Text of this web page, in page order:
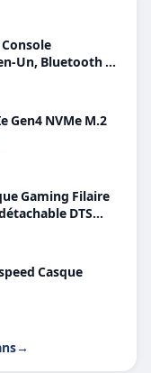
Console
Un, Bluetooth et
Gen4 NVMe M.2
Gaming Filaire
DTS
Casque
→